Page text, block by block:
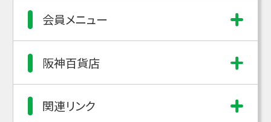
会員メニュー
阪神百貨店
関連リンク